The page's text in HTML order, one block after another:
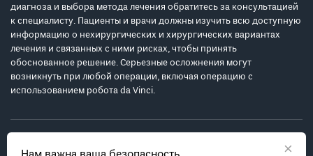
×
диагноза и выбора метода лечения обратитесь за консультацией
к специалисту. Пациенты и врачи должны изучить всю доступную
информацию о нехирургических и хирургических вариантах
лечения и связанных с ними рисках, чтобы принять
обоснованное решение. Серьезные осложнения могут
возникнуть при любой операции, включая операцию с
использованием робота da Vinci.